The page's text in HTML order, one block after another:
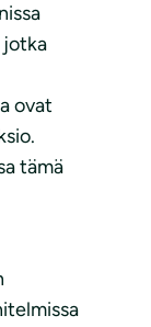
jotka
ovat
tämä